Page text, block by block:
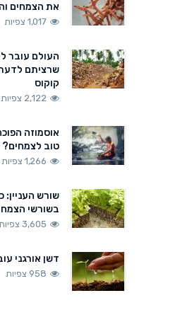
את הצמחים
1,017 צפיות
העולם עובר
שרציתם
קוקוס
2,122 צפיות
אוסמוזה
טוב לצמחים?
1,266 צפיות
שורש העניין:
בשורשי
3,605 צפיות
דשן אורגני
958 צפיות